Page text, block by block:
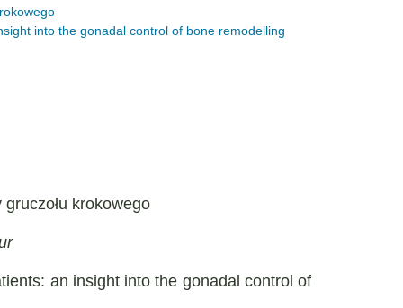
into the gonadal control of bone remodelling
krokowego
an insight into the gonadal control of